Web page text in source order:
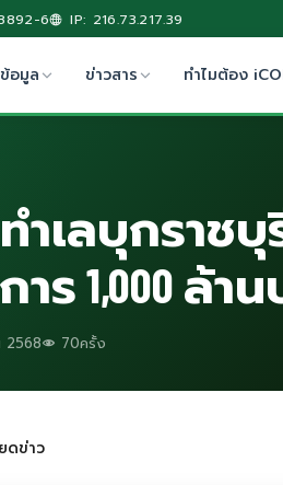
6 IP: 216.73.217.39
อมูล ข่าวสาร ทำไมต้อง
เลบุกราชบุ
าร 1,000 ล้า
2568 70ครั้ง
ดข่าว